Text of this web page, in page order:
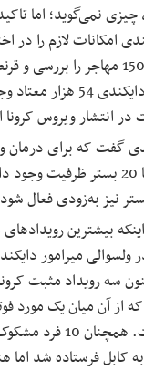
چیزی نمی‌گوید؛ اما
امکانات لازم را در
بتواند روزانه 100 تا 150 مهاجر را
سوی هم، در سراسر دایکندی
انتشار ویروس
گفت که برای درمان
مبتلایان ویروس کرونا 20 بستر
بیشترین
ولسوالی میرامور
سه رویداد مثبت
از آن میان یک مورد
دیگر بهبود یافته
فرستاده شد اما